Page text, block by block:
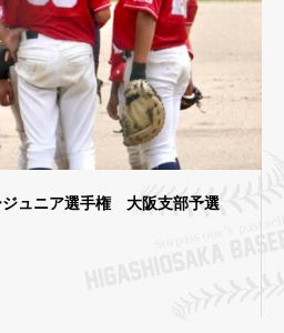
ジュニア選手権 大阪支部予選